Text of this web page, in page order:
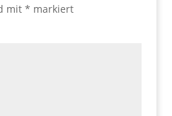
mit * markiert